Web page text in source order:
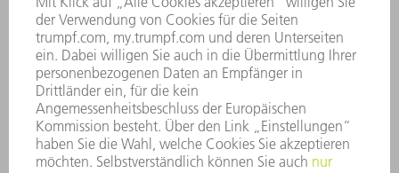
Restgitter. Die sichtbare Konturverletzung
erfordert in den meisten Fällen eine
zeitintensive manuelle Nacharbeit der Bauteile.
Die Teileentnahme ist bei dünnen Blechdicken
aufwendiger, bei mittleren Blechdicken nahezu
unmöglich.